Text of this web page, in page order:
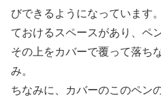
びできるようになっています
ておけるスペースがあり、ペ
その上をカバーで覆って落ち
み。
ちなみに、カバーのこのペン